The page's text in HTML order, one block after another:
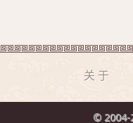
关于
© 2004-